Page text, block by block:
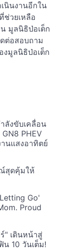
นินงานอีกใน
ช่วยเหลือ
มูลนิธิป่อเต็ก
ต่อสอบถาม
งมูลนิธิป่อเต็ก
ลังขับเคลื่อน
PHEV
นแสงอาทิตย์
สุดคุ้มให้
Go'
Proud
" เดินหน้าสู่
น 10 วันเต็ม!